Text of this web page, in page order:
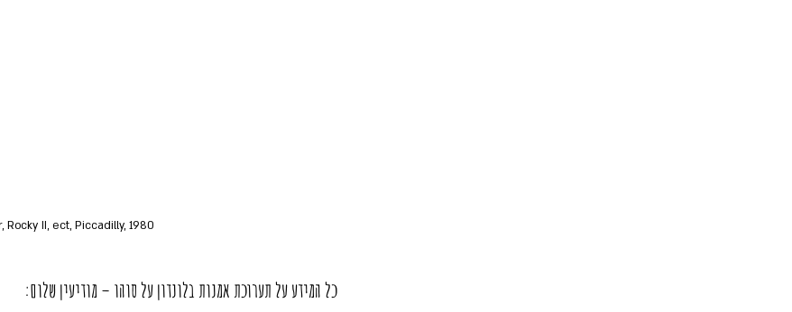
II, ect, Piccadilly, 1980
כל המידע על תערוכת אמנות בלונדון על סוהו – מודיעין שלום: